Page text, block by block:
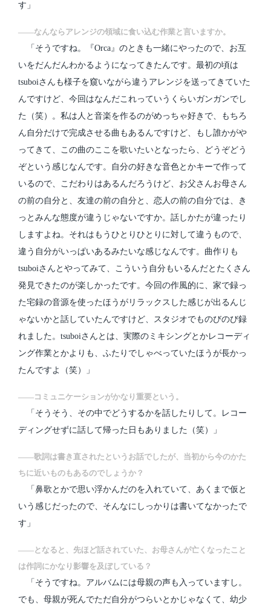
す」
――なんならアレンジの領域に食い込む作業と言いますか。
「そうですね。『Orca』のときも一緒にやったので、お互
いをだんだんわかるようになってきたんです。最初の頃は
tsuboiさんも様子を窺いながら違うアレンジを送ってきていた
んですけど、今回はなんだこれっていうくらいガンガンでし
た（笑）。私は人と音楽を作るのがめっちゃ好きで、もちろ
ん自分だけで完成させる曲もあるんですけど、もし誰かがや
ってきて、この曲のここを歌いたいとなったら、どうぞどう
ぞという感じなんです。自分の好きな音色とかキーで作って
いるので、こだわりはあるんだろうけど、お父さんお母さん
の前の自分と、友達の前の自分と、恋人の前の自分では、き
っとみんな態度が違うじゃないですか。話しかたが違ったり
しますよね。それはもうひとりひとりに対して違うもので、
違う自分がいっぱいあるみたいな感じなんです。曲作りも
tsuboiさんとやってみて、こういう自分もいるんだとたくさん
発見できたのが楽しかったです。今回の作風的に、家で録っ
た宅録の音源を使ったほうがリラックスした感じが出るんじ
ゃないかと話していたんですけど、スタジオでものびのび録
れました。tsuboiさんとは、実際のミキシングとかレコーディ
ング作業とかよりも、ふたりでしゃべっていたほうが長かっ
たんですよ（笑）」
――コミュニケーションがかなり重要という。
「そうそう、その中でどうするかを話したりして。レコー
ディングせずに話して帰った日もありました（笑）」
――歌詞は書き直されたというお話でしたが、当初から今のかた
ちに近いものもあるのでしょうか？
「鼻歌とかで思い浮かんだのを入れていて、あくまで仮と
いう感じだったので、そんなにしっかりは書いてなかったで
す」
――となると、先ほど話されていた、お母さんが亡くなったこと
は作詞にかなり影響を及ぼしている？
「そうですね。アルバムには母親の声も入っていますし。
でも、母親が死んでただ自分がつらいとかじゃなくて、幼少